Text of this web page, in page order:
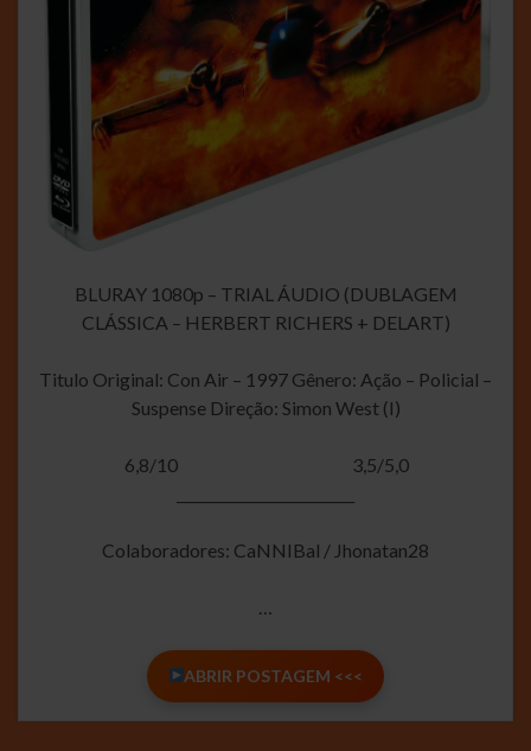
BLURAY 1080p – TRIAL ÁUDIO (DUBLAGEM
CLÁSSICA – HERBERT RICHERS + DELART)
Titulo Original: Con Air – 1997 Gênero: Ação – Policial –
Suspense Direção: Simon West (I)
6,8/10
3,5/5,0
Colaboradores: CaNNIBal / Jhonatan28
…
ABRIR POSTAGEM <<<